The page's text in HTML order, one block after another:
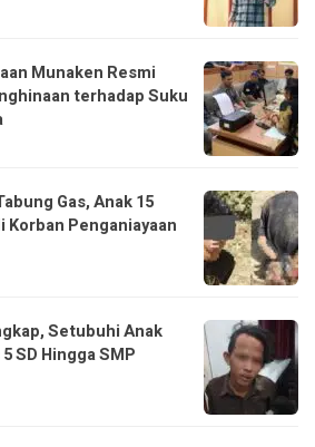
Munaken Resmi
terhadap Suku
Gas, Anak 15
Korban Penganiayaan
Setubuhi Anak
SD Hingga SMP